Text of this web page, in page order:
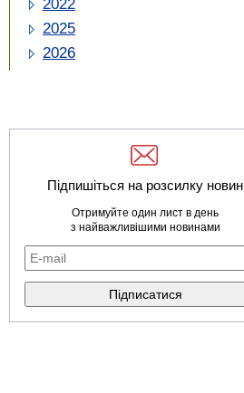
2022
2025
2026
Підпишіться на розсилку новин
Отримуйте один лист в день
з найважливішими новинами